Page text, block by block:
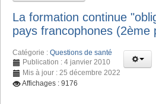
La formation continue
pays francophones (2ème
Catégorie : Questions de santé
Publication : 4 janvier 2010
Mis à jour : 25 décembre 2022
Affichages : 9176